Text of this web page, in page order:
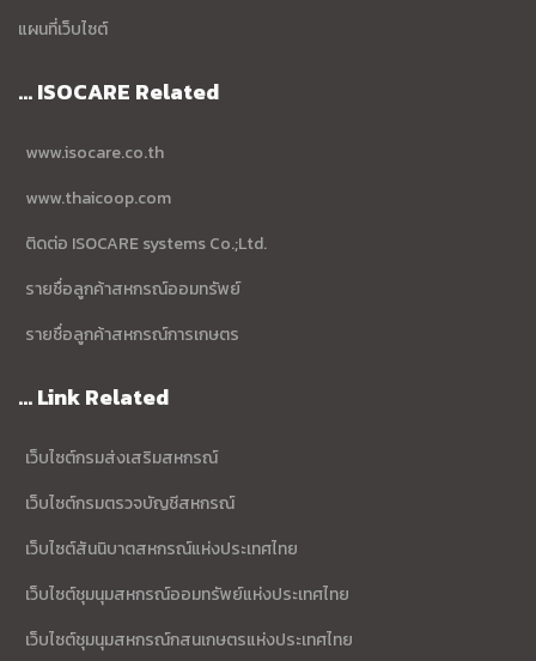
แผนที่เว็บไซต์
... ISOCARE Related
www.isocare.co.th
www.thaicoop.com
ติดต่อ ISOCARE systems Co.;Ltd.
รายชื่อลูกค้าสหกรณ์ออมทรัพย์
รายชื่อลูกค้าสหกรณ์การเกษตร
... Link Related
เว็บไซต์กรมส่งเสริมสหกรณ์
เว็บไซต์กรมตรวจบัญชีสหกรณ์
เว็บไซต์สันนิบาตสหกรณ์แห่งประเทศไทย
เว็บไซต์ชุมนุมสหกรณ์ออมทรัพย์แห่งประเทศไทย
เว็บไซต์ชุมนุมสหกรณ์กสนเกษตรแห่งประเทศไทย